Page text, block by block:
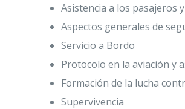
Asistencia a los pasajeros
Aspectos generales de
Servicio a Bordo
Protocolo en la aviación y
Formación de la lucha
Supervivencia